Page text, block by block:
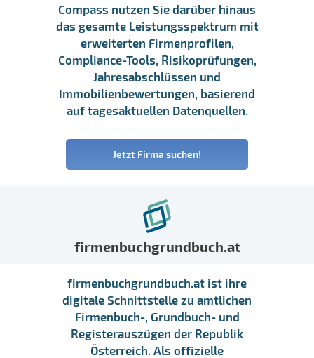
Compass nutzen Sie darüber hinaus
das gesamte Leistungsspektrum mit
erweiterten Firmenprofilen,
Compliance-Tools, Risikoprüfungen,
Jahresabschlüssen und
Immobilienbewertungen, basierend
auf tagesaktuellen Datenquellen.
Jetzt Firma suchen!
firmenbuchgrundbuch.at
firmenbuchgrundbuch.at ist ihre
digitale Schnittstelle zu amtlichen
Firmenbuch-, Grundbuch- und
Registerauszügen der Republik
Österreich. Als offizielle